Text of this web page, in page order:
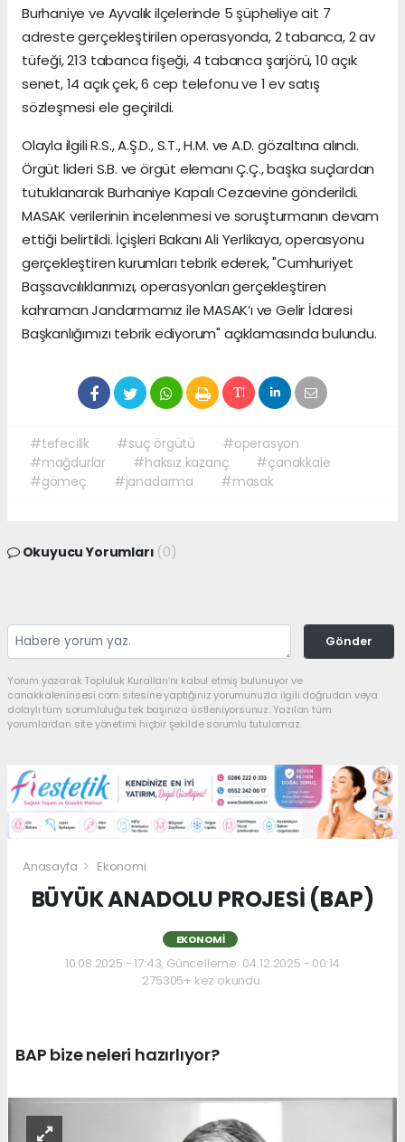
Burhaniye ve Ayvalık ilçelerinde 5 şüpheliye ait 7
adreste gerçekleştirilen operasyonda, 2 tabanca, 2 av
tüfeği, 213 tabanca fişeği, 4 tabanca şarjörü, 10 açık
senet, 14 açık çek, 6 cep telefonu ve 1 ev satış
sözleşmesi ele geçirildi.
Olayla ilgili R.S., A.Ş.D., S.T., H.M. ve A.D. gözaltına alındı.
Örgüt lideri S.B. ve örgüt elemanı Ç.Ç., başka suçlardan
tutuklanarak Burhaniye Kapalı Cezaevine gönderildi.
MASAK verilerinin incelenmesi ve soruşturmanın devam
ettiği belirtildi. İçişleri Bakanı Ali Yerlikaya, operasyonu
gerçekleştiren kurumları tebrik ederek, "Cumhuriyet
Başsavcılıklarımızı, operasyonları gerçekleştiren
kahraman Jandarmamız ile MASAK’ı ve Gelir İdaresi
Başkanlığımızı tebrik ediyorum" açıklamasında bulundu.
#tefecilik #suç örgütü
#operasyon
#mağdurlar
#haksız kazanç
#çanakkale
#gömeç
#janadarma #masak
Okuyucu Yorumları (0)
Gönder
Yorum yazarak Topluluk Kuralları’nı kabul etmiş bulunuyor ve
canakkaleninsesi.com sitesine yaptığınız yorumunuzla ilgili doğrudan veya
dolaylı tüm sorumluluğu tek başınıza üstleniyorsunuz. Yazılan tüm
yorumlardan site yönetimi hiçbir şekilde sorumlu tutulamaz.
Anasayfa Ekonomi
BÜYÜK ANADOLU PROJESİ (BAP)
EKONOMI
10.08.2025 - 17:43, Güncelleme: 04.12.2025 - 00:14
275305+ kez okundu.
BAP bize neleri hazırlıyor?